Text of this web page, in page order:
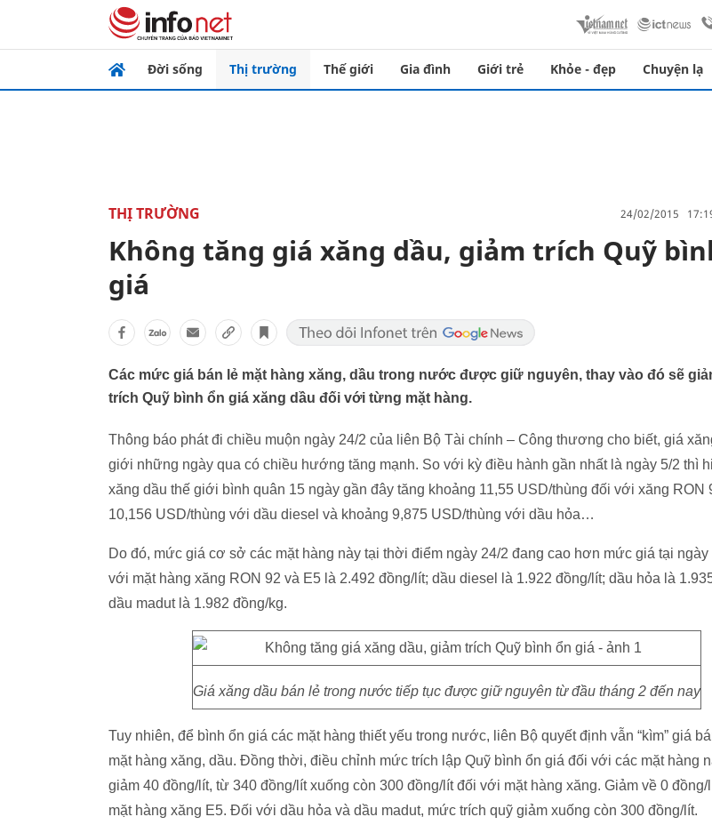
Đời sống Thị trường Thế giới Gia đình Giới trẻ Khỏe - đẹp Chuyện lạ
THỊ TRƯỜNG 24/02/2015
Không tăng giá xăng dầu, giảm trích Quỹ
giá
Các mức giá bán lẻ mặt hàng xăng, dầu trong nước được giữ nguyên, thay vào đó sẽ
trích Quỹ bình ổn giá xăng dầu đối với từng mặt hàng.
Thông báo phát đi chiều muộn ngày 24/2 của liên Bộ Tài chính – Công thương cho biết, giá
giới những ngày qua có chiều hướng tăng mạnh. So với kỳ điều hành gần nhất là ngày 5/2 thì
xăng dầu thế giới bình quân 15 ngày gần đây tăng khoảng 11,55 USD/thùng đối với xăng RON
10,156 USD/thùng với dầu diesel và khoảng 9,875 USD/thùng với dầu hỏa…
Do đó, mức giá cơ sở các mặt hàng này tại thời điểm ngày 24/2 đang cao hơn mức giá tại ngày
với mặt hàng xăng RON 92 và E5 là 2.492 đồng/lít; dầu diesel là 1.922 đồng/lít; dầu hỏa là
dầu madut là 1.982 đồng/kg.
Giá xăng dầu bán lẻ trong nước tiếp tục được giữ nguyên từ đầu tháng 2 đến nay
Tuy nhiên, để bình ổn giá các mặt hàng thiết yếu trong nước, liên Bộ quyết định vẫn “kìm” giá
mặt hàng xăng, dầu. Đồng thời, điều chỉnh mức trích lập Quỹ bình ổn giá đối với các mặt hàng
giảm 40 đồng/lít, từ 340 đồng/lít xuống còn 300 đồng/lít đối với mặt hàng xăng. Giảm về 0
mặt hàng xăng E5. Đối với dầu hỏa và dầu madut, mức trích quỹ giảm xuống còn 300 đồng/lít.